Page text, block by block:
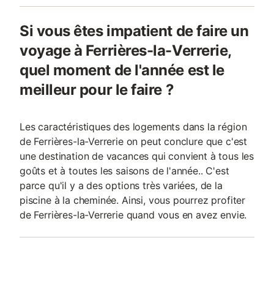
Si vous êtes impatient de faire un
voyage à Ferrières-la-Verrerie,
quel moment de l'année est le
meilleur pour le faire ?
Les caractéristiques des logements dans la région
de Ferrières-la-Verrerie on peut conclure que c'est
une destination de vacances qui convient à tous les
goûts et à toutes les saisons de l'année.. C'est
parce qu'il y a des options très variées, de la
piscine à la cheminée. Ainsi, vous pourrez profiter
de Ferrières-la-Verrerie quand vous en avez envie.